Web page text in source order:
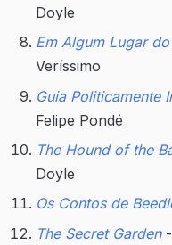
Doyle
Em Algum Lugar
Veríssimo
Guia Politicamente
Felipe Pondé
The Hound of the
Doyle
Os Contos de
The Secret Garden-